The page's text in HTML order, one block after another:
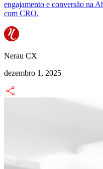
engajamento e conversão na
com CRO.
Nerau CX
dezembro 1, 2025